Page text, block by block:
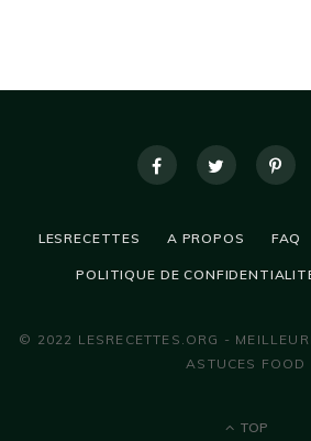
LESRECETTES A PROPOS FAQ
POLITIQUE DE
© 2022 LESRECETTES.ORG -
ASTUCES FOOD
TOP